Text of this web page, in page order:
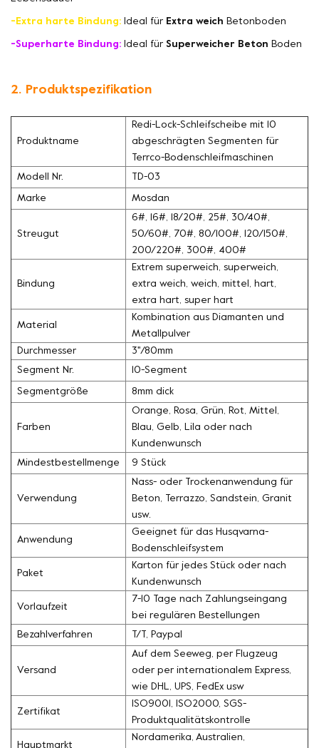
-Extra harte Bindung: Ideal für Extra weich Betonboden
-Superharte Bindung: Ideal für Superweicher Beton Boden
2. Produktspezifikation
Produktname
Redi-Lock-Schleifscheibe mit 10
abgeschrägten Segmenten für
Terrco-Bodenschleifmaschinen
Modell Nr. TD-03
Marke Mosdan
Streugut
6#, 16#, 18/20#, 25#, 30/40#,
50/60#, 70#, 80/100#, 120/150#,
200/220#, 300#, 400#
Bindung
Extrem superweich, superweich,
extra weich, weich, mittel, hart,
extra hart, super hart
Material
Kombination aus Diamanten und
Metallpulver
Durchmesser
3''/80mm
Segment Nr. 10-Segment
Segmentgröße 8mm dick
Farben
Orange, Rosa, Grün, Rot, Mittel,
Blau, Gelb, Lila oder nach
Kundenwunsch
Mindestbestellmenge 9 Stück
Verwendung
Nass- oder Trockenanwendung für
Beton, Terrazzo, Sandstein, Granit
usw.
Anwendung
Geeignet für das Husqvarna-
Bodenschleifsystem
Paket
Karton für jedes Stück oder nach
Kundenwunsch
Vorlaufzeit
7-10 Tage nach Zahlungseingang
bei regulären Bestellungen
Bezahlverfahren T/T, Paypal
Versand
Auf dem Seeweg, per Flugzeug
oder per internationalem Express,
wie DHL, UPS, FedEx usw
Zertifikat
ISO9001, ISO2000, SGS-
Produktqualitätskontrolle
Hauptmarkt
Nordamerika, Australien,